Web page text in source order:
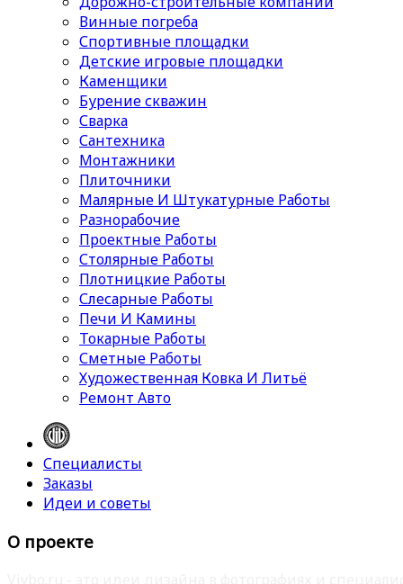
Винные погреба
Спортивные площадки
Детские игровые площадки
Каменщики
Бурение скважин
Сварка
Сантехника
Монтажники
Плиточники
Малярные И Штукатурные Работы
Разнорабочие
Проектные Работы
Столярные Работы
Плотницкие Работы
Слесарные Работы
Печи И Камины
Токарные Работы
Сметные Работы
Художественная Ковка И Литьё
Ремонт Авто
Специалисты
Заказы
Идеи и советы
О проекте